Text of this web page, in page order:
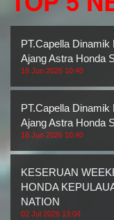
PT.Capella Dinamik
Ajang Astra Honda
18 Jun 2026 10:40
PT.Capella Dinamik
Ajang Astra Honda
18 Jun 2026 10:40
KESERUAN
HONDA
NATION
02 Jul 2026 13:04